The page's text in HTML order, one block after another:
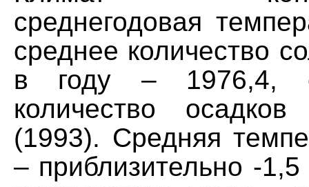
среднегодовая
среднее количество
в году – 1976,4,
количество
(1993). Средняя
– приблизительно -